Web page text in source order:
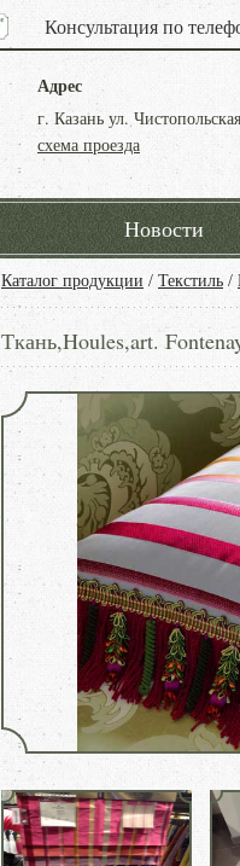
Консультация по
Адрес
г. Казань ул.
схема проезда
Новости
Каталог продукции / Текстиль /
Ткань,Houles,art.